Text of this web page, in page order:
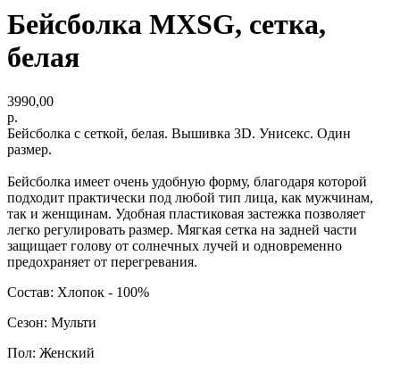
Бейсболка MXSG, сетка,
белая
3990,00
р.
Бейсболка с сеткой, белая. Вышивка 3D. Унисекс. Один
размер.
Бейсболка имеет очень удобную форму, благодаря которой
подходит практически под любой тип лица, как мужчинам,
так и женщинам. Удобная пластиковая застежка позволяет
легко регулировать размер. Мягкая сетка на задней части
защищает голову от солнечных лучей и одновременно
предохраняет от перегревания.
Состав: Хлопок - 100%
Сезон: Мульти
Пол: Женский